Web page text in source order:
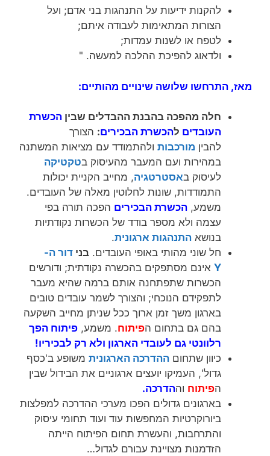
להקנות ידיעות על התנהגות בני אדם; ועל
הצורות המתאימות לעבודה איתם;
לטפח או לשנות עמדות;
ולדאוג להפיכת ההלכה למעשה. "
מאז, התרחשו שלושה שינויים מהותיים:
חלה מהפכה בהבנת ההבדלים שבין הכשרת
העובדים להכשרת הבכירים: הצורך
להבין מורכבות ולהתמודד עם מציאות המשתנה
במהירות ועם המעבר מהעיסוק בטקטיקה
לעיסוק באסטרטגיה, מחייב הקניית יכולות
התמודדות, שונות לחלוטין מאלה של העובדים.
משמע, הכשרת הבכירים הפכה תורה בפי
עצמה ולא מספר בודד של הכשרות נקודתיות
בנושא התנהגות ארגונית.
חל שוני מהותי באופי העובדים. בני דור ה-
Y אינם מסתפקים בהכשרה נקודתית; ודורשים
הכשרות שתפתחנה אותם ברמה שהיא מעבר
לתפקידם הנוכחי; והצורך לשמר עובדים טובים
בארגון משך זמן ארוך ככל שניתן מחייב השקעה
בהם גם בתחום הפיתוח. משמע, פיתוח הפך
רלוונטי גם לעובדי הארגון ולא רק לבכיריו!
כיוון שתחום ההדרכה הארגונית משופע ב'כסף
גדול', העמיקו יועצים ארגוניים את הבידול שבין
הפיתוח וההדרכה.
בארגונים גדולים הפכו מערכי ההדרכה למפלצות
ביורוקרטיות המחפשות עוד ועוד תחומי עיסוק
והתרחבות, והעשרת תחום הפיתוח הייתה
הזדמנות מצויינת עבורם לגדול…